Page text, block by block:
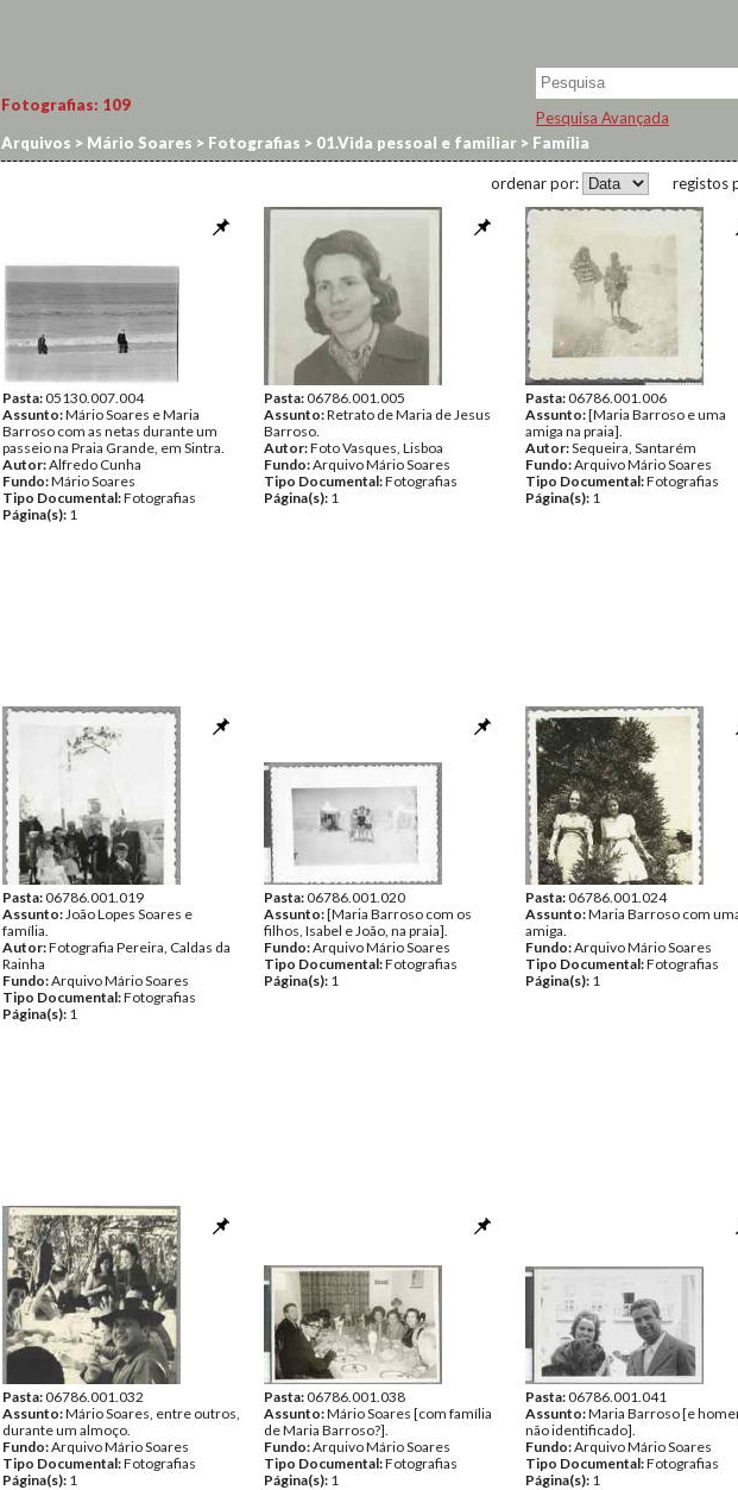
Pesquisa Avançada
Fotografias: 109
Arquivos > Mário Soares > Fotografias > 01.Vida pessoal e familiar > Família
registos
ordenar por:
Pasta:05130.007.004
Assunto:Mário Soares e Maria
Barroso com as netas durante um
passeio na Praia Grande, em Sintra.
Autor:Alfredo Cunha
Fundo:Mário Soares
Tipo Documental:Fotografias
Página(s): 1
Pasta:06786.001.005
Assunto:Retrato de Maria de Jesus
Barroso.
Autor:Foto Vasques, Lisboa
Fundo:Arquivo Mário Soares
Tipo Documental:Fotografias
Página(s): 1
Pasta:06786.001.006
Assunto:[Maria Barroso e uma
amiga na praia].
Autor:Sequeira, Santarém
Fundo:Arquivo Mário Soares
Tipo Documental:Fotografias
Página(s): 1
Pasta:06786.001.019
Assunto:João Lopes Soares e
família.
Autor:Fotografia Pereira, Caldas da
Rainha
Fundo:Arquivo Mário Soares
Tipo Documental:Fotografias
Página(s): 1
Pasta:06786.001.020
Assunto:[Maria Barroso com os
filhos, Isabel e João, na praia].
Fundo:Arquivo Mário Soares
Tipo Documental:Fotografias
Página(s): 1
Pasta:06786.001.024
Assunto:Maria Barroso com
amiga.
Fundo:Arquivo Mário Soares
Tipo Documental:Fotografias
Página(s): 1
Pasta:06786.001.032
Assunto:Mário Soares, entre outros,
durante um almoço.
Fundo:Arquivo Mário Soares
Tipo Documental:Fotografias
Página(s): 1
Pasta:06786.001.038
Assunto:Mário Soares [com família
de Maria Barroso?].
Fundo:Arquivo Mário Soares
Tipo Documental:Fotografias
Página(s): 1
Pasta:06786.001.041
Assunto:Maria Barroso [e
não identificado].
Fundo:Arquivo Mário Soares
Tipo Documental:Fotografias
Página(s): 1